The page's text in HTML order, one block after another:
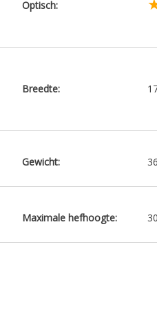
Optisch:
Breedte:
Gewicht:
Maximale hefhoogte: